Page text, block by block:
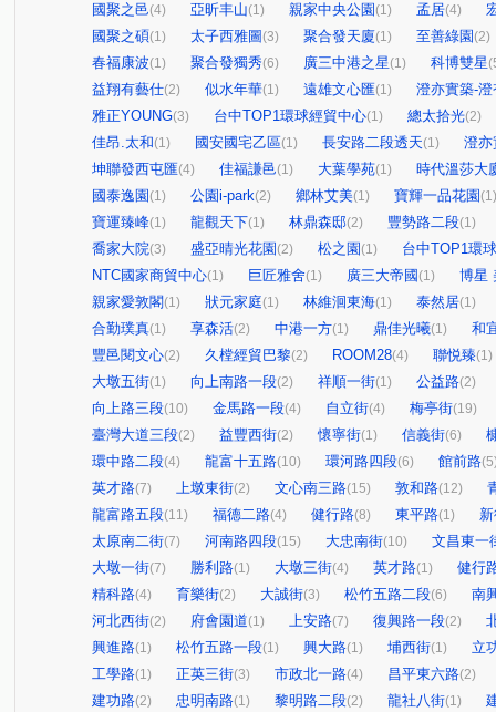
國聚之邑(4) 亞昕丰山(1) 親家中央公園 (1) 孟居(4)
國聚之碩(1) 太子西雅圖 (3) 聚合發天廈(1) 至善綠園 (2)
春福康波(1) 聚合發獨秀(6) 廣三中港之星(1) 科博雙星
益翔有藝仕(2) 似水年華(1) 遠雄文心匯(1)
澄亦實築-澄
雅正YOUNG(3) 台中TOP1環球經貿中心(1) 總太拾光(2)
佳昂.太和(1) 國安國宅乙區(1) 長安路二段透天(1)
澄亦
坤聯發西屯匯(4) 佳福謙邑(1) 大葉學苑(1)
時代溫莎大
國泰逸園 (1) 公園i-park(2) 鄉林艾美(1) 寶輝一品花園 (1)
寶運臻峰(1) 龍觀天下(1) 林鼎森邸(2) 豐勢路二段(1)
喬家大院(3) 盛亞晴光花園 (2) 松之園 (1)
台中TOP1環
NTC國家商貿中心(1) 巨匠雅舍(1) 廣三大帝國 (1)
博星
親家愛敦閣(1) 狀元家庭(1) 林維洄東海(1) 泰然居(1)
合勤璞真(1) 享森活(2) 中港一方(1) 鼎佳光曦(1)
和
豐邑閱文心(2) 久樘經貿巴黎(2) ROOM28(4) 聯悦臻(1)
大墩五街(1) 向上南路一段(2) 祥順一街(1) 公益路(2)
向上路三段(10) 金馬路一段(4) 自立街(4) 梅亭街(19)
臺灣大道三段(2) 益豐西街(2) 懷寧街(1) 信義街(6)
環中路二段(4) 龍富十五路(10) 環河路四段(6) 館前路
英才路(7) 上墩東街(2) 文心南三路(15) 敦和路(12)
龍富路五段(11) 福德二路(4) 健行路(8) 東平路(1)
太原南二街(7) 河南路四段(15) 大忠南街(10)
文昌東一
大墩一街(7) 勝利路(1) 大墩三街(4) 英才路(1)
健行
精科路(4) 育樂街(2) 大誠街(3) 松竹五路二段(6)
南
河北西街(2) 府會園道(1) 上安路(7) 復興路一段(2)
興進路(1) 松竹五路一段(1) 興大路(1) 埔西街(1)
立
工學路(1) 正英三街(3) 市政北一路(4) 昌平東六路(2)
建功路(2) 忠明南路(1) 黎明路二段(2) 龍社八街(1)